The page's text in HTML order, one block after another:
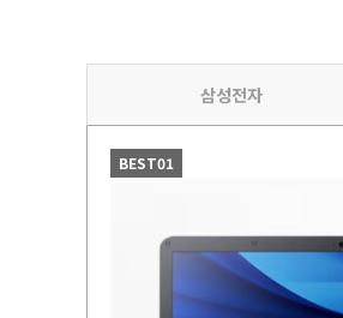
삼성전자
BEST01